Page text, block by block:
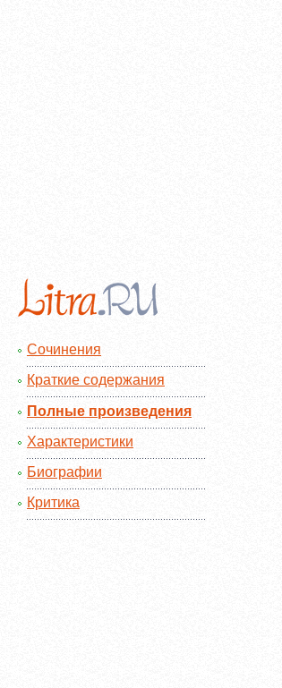
Сочинения
Краткие содержания
Полные произведения
Характеристики
Биографии
Критика